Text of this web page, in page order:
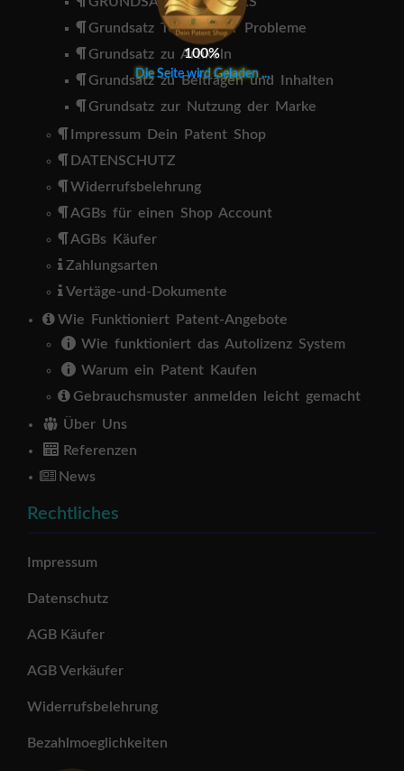
100%
Die Seite wird Geladen ...
Grundsatz Technischer Probleme
Grundsatz zu Artikeln
Grundsatz zu Beiträgen und Inhalten
Grundsatz zur Nutzung der Marke
Impressum Dein Patent Shop
DATENSCHUTZ
Widerrufsbelehrung
AGBs für einen Shop Account
AGBs Käufer
Zahlungsarten
Vertäge-und-Dokumente
Wie Funktioniert Patent-Angebote
Wie funktioniert das Autolizenz System
Warum ein Patent Kaufen
Gebrauchsmuster anmelden leicht gemacht
Über Uns
Referenzen
News
Rechtliches
Impressum
Datenschutz
AGB Käufer
AGB Verkäufer
Widerrufsbelehrung
Bezahlmoeglichkeiten